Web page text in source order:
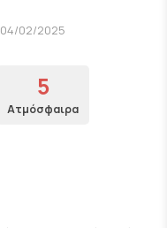
02/2025
5
Ατμόσφαιρα